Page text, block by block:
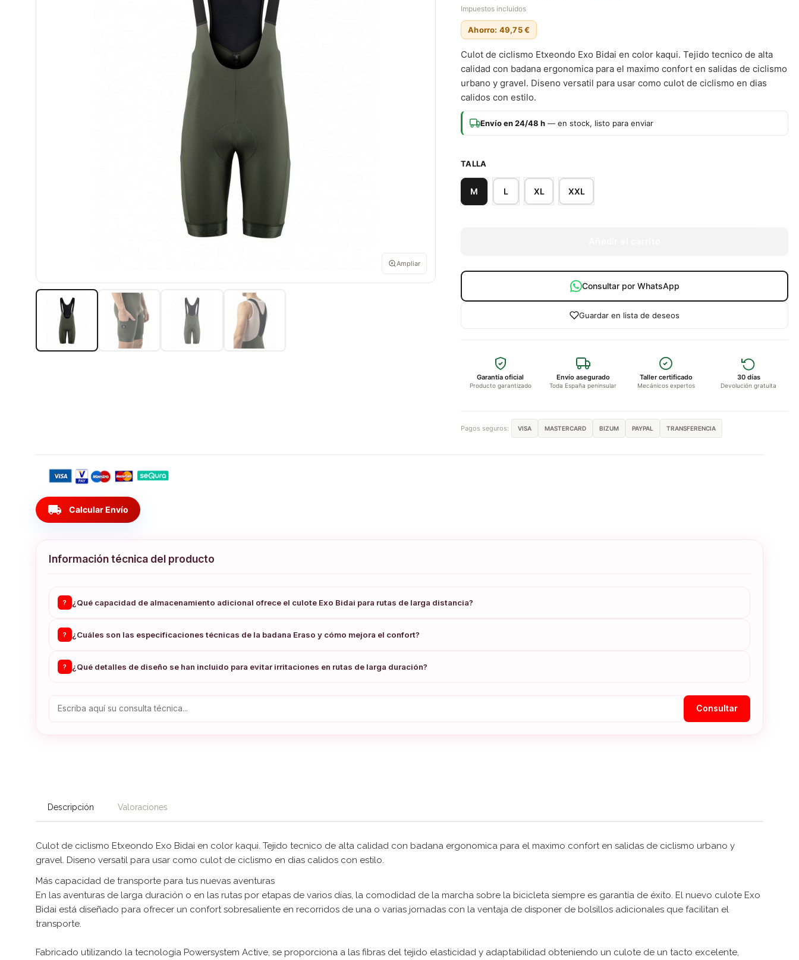
Ampliar
Impuestos incluidos
Ahorro: 49,75 €
Culot de ciclismo Etxeondo Exo Bidai en color kaqui. Tejido tecnico de alta
calidad con badana ergonomica para el maximo confort en salidas de ciclismo
urbano y gravel. Diseno versatil para usar como culot de ciclismo en dias
calidos con estilo.
Envío en 24/48 h — en stock, listo para enviar
TALLA
M L XL XXL
Consultar por WhatsApp
Guardar en lista de deseos
Garantía oficial
Producto garantizado
Envío asegurado
Toda España peninsular
Taller certificado
Mecánicos expertos
30 días
Devolución gratuita
Pagos seguros: VISA MASTERCARD BIZUM PAYPAL TRANSFERENCIA
local_shipping Calcular Envío
Información técnica del producto
? ¿Qué capacidad de almacenamiento adicional ofrece el culote Exo Bidai para rutas de larga distancia?
? ¿Cuáles son las especificaciones técnicas de la badana Eraso y cómo mejora el confort?
? ¿Qué detalles de diseño se han incluido para evitar irritaciones en rutas de larga duración?
Consultar
Descripción Valoraciones
Culot de ciclismo Etxeondo Exo Bidai en color kaqui. Tejido tecnico de alta calidad con badana ergonomica para el maximo confort en salidas de ciclismo urbano y
gravel. Diseno versatil para usar como culot de ciclismo en dias calidos con estilo.
Más capacidad de transporte para tus nuevas aventuras
En las aventuras de larga duración o en las rutas por etapas de varios días, la comodidad de la marcha sobre la bicicleta siempre es garantía de éxito. El nuevo culote Exo
Bidai está diseñado para ofrecer un confort sobresaliente en recorridos de una o varias jornadas con la ventaja de disponer de bolsillos adicionales que facilitan el
transporte.
Fabricado utilizando la tecnología Powersystem Active, se proporciona a las fibras del tejido elasticidad y adaptabilidad obteniendo un culote de un tacto excelente,